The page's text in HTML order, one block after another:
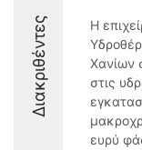
Διακριθέντες
Η
Χανίων
στις
ευρύ